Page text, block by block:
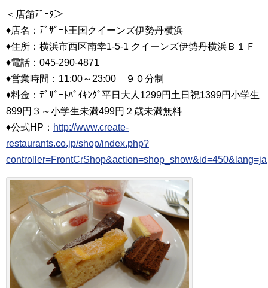
＜店舗ﾃﾞｰﾀ＞
♦店名：ﾃﾞｻﾞｰﾄ王国クイーンズ伊勢丹横浜
♦住所：横浜市西区南幸1-5-1 クイーンズ伊勢丹横浜Ｂ１Ｆ
♦電話：045‐290‐4871
♦営業時間：11:00～23:00 ９０分制
♦料金：ﾃﾞｻﾞｰﾄﾊﾞｲｷﾝｸﾞ平日大人1299円土日祝1399円小学生
899円３～小学生未満499円２歳未満無料
♦公式HP： http://www.create-
restaurants.co.jp/shop/index.php?
controller=FrontCrShop&action=shop_show&id=450&lang=ja